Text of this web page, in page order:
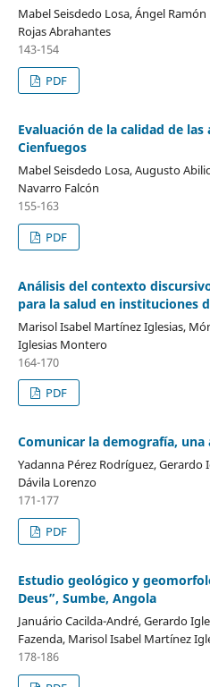
Mabel Seisdedo Losa, Ángel
Rojas Abrahantes
143-154
PDF
Evaluación de la calidad de
Cienfuegos
Mabel Seisdedo Losa, Augusto
Navarro Falcón
155-163
PDF
Análisis del contexto
para la salud en instituciones
Marisol Isabel Martínez Iglesias,
Iglesias Montero
164-170
PDF
Comunicar la demografía, una
Yadanna Pérez Rodríguez,
Dávila Lorenzo
171-177
PDF
Estudio geológico y
Deus”, Sumbe, Angola
Januário Cacilda-André, Gerardo
Fazenda, Marisol Isabel Martínez
178-186